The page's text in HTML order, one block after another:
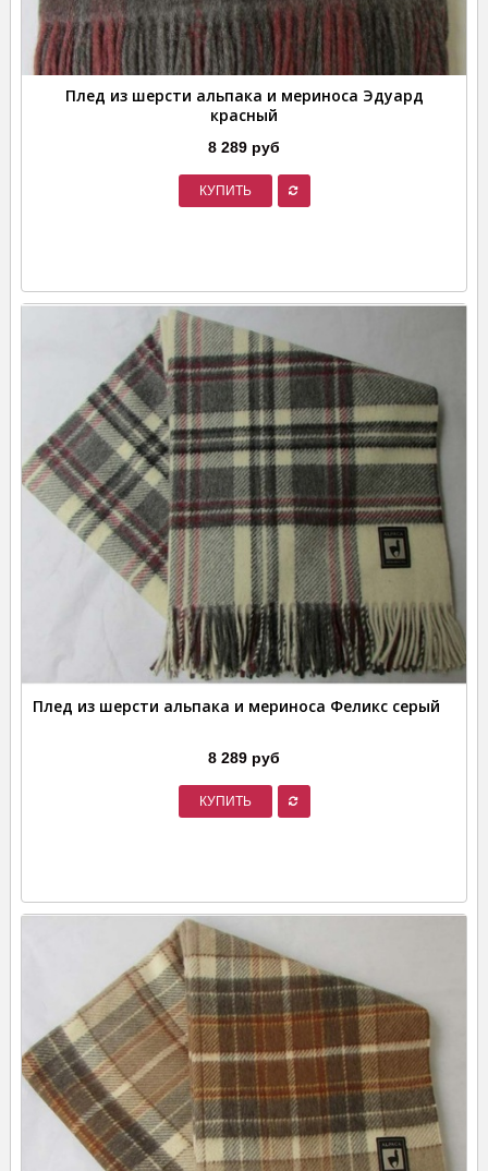
Плед из шерсти альпака и мериноса Эдуард
красный
8 289 руб
КУПИТЬ
Плед из шерсти альпака и мериноса Феликс серый
8 289 руб
КУПИТЬ